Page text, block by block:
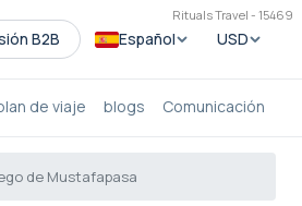
Rituals Travel - 15469
B2B Español USD
de viaje blogs Comunicación
de Mustafapasa